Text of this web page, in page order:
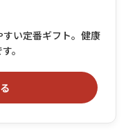
い定番ギフト。健康
。